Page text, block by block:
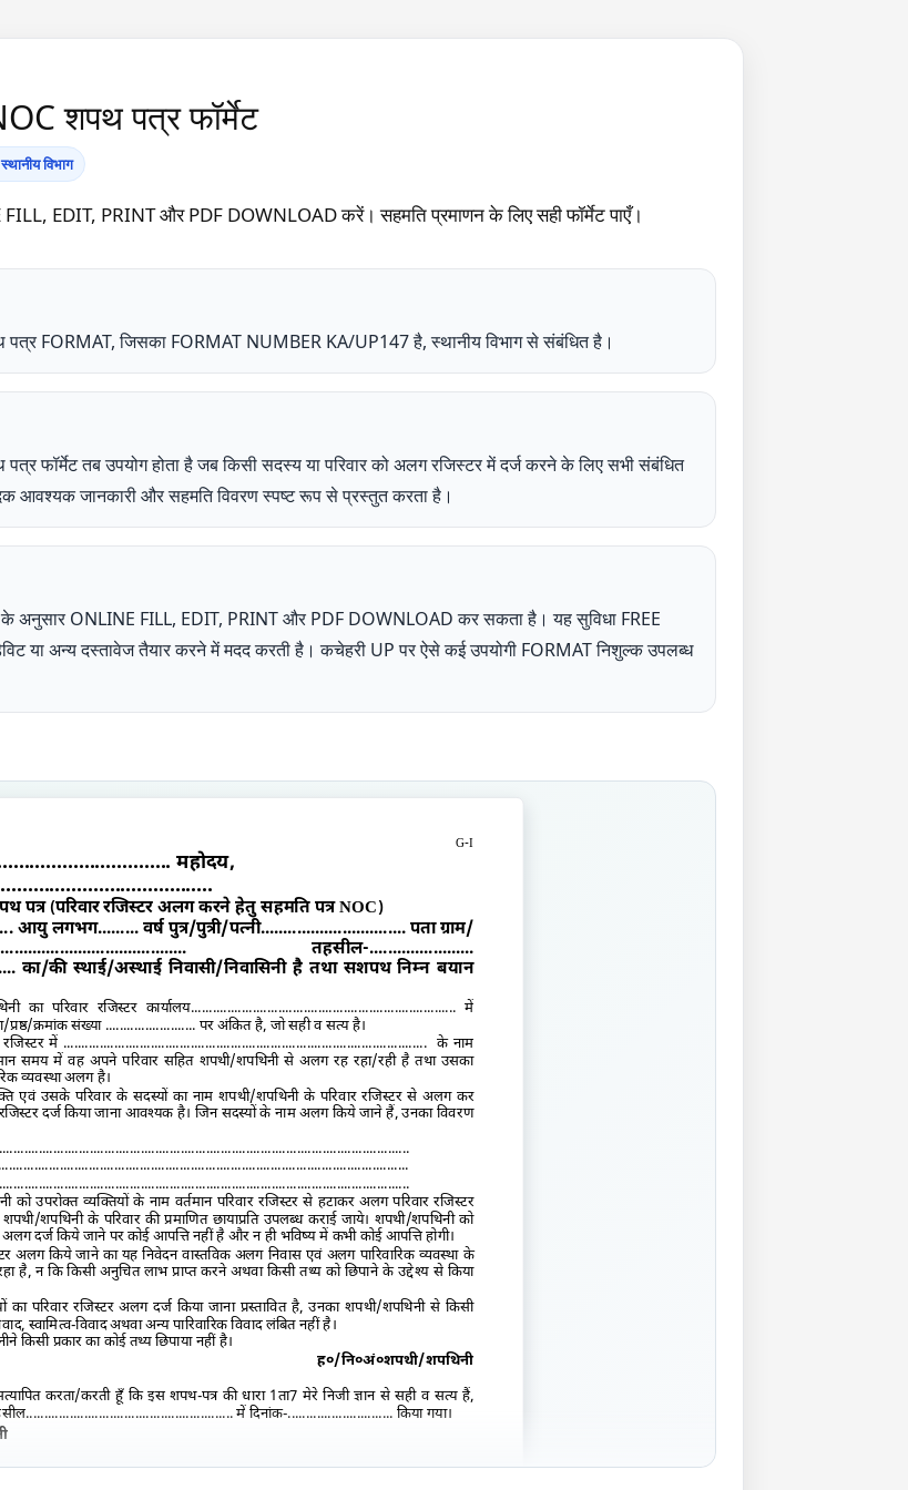
शपथ पत्र फॉर्मेट
विभाग
EDIT, PRINT और PDF DOWNLOAD करें। सहमति प्रमाणन के लिए सही फॉर्मेट पाएँ।
FORMAT, जिसका FORMAT NUMBER KA/UP147 है, स्थानीय विभाग से संबंधित है।
फॉर्मेट तब उपयोग होता है जब किसी सदस्य या परिवार को अलग रजिस्टर में दर्ज करने के लिए सभी संबंधित
आवश्यक जानकारी और सहमति विवरण स्पष्ट रूप से प्रस्तुत करता है।
के अनुसार ONLINE FILL, EDIT, PRINT और PDF DOWNLOAD कर सकता है। यह सुविधा FREE
या अन्य दस्तावेज तैयार करने में मदद करती है। कचेहरी UP पर ऐसे कई उपयोगी FORMAT निशुल्क उपलब्ध
G-I
महोदय,
पत्र(परिवार रजिस्टर अलग करने हेतु सहमति पत्र NOC)
आयु लगभग.........वर्ष पुत्र/पुत्री/पत्नी................................पता ग्राम/
तहसील-.......................
का/की स्थाई/अस्थाई निवासी/निवासिनी है तथा सशपथ निम्न बयान
का परिवार रजिस्टर कार्यालय......................................................................... में
प्रष्ठ/क्रमांक संख्या ......................... पर अंकित है, जो सही व सत्य है।
में ....................................................................................................के नाम
समय में वह अपने परिवार सहित शपथी/शपथिनी से अलग रह रहा/रही है तथा उसका
व्यवस्था अलग है।
एवं उसके परिवार के सदस्यों का नाम शपथी/शपथिनी के परिवार रजिस्टर से अलग कर
दर्ज किया जाना आवश्यक है। जिन सदस्यों के नाम अलग किये जाने हैं,उनका विवरण
को उपरोक्त व्यक्तियों के नाम वर्तमान परिवार रजिस्टर से हटाकर अलग परिवार रजिस्टर
शपथिनी के परिवार की प्रमाणित छायाप्रति उपलब्ध कराई जाये। शपथी/शपथिनी को
अलग दर्ज किये जाने पर कोई आपत्ति नहीं है और न ही भविष्य में कभी कोई आपत्ति होगी।
अलग किये जाने का यह निवेदन वास्तविक अलग निवास एवं अलग पारिवारिक व्यवस्था के
है,न कि किसी अनुचित लाभ प्राप्त करने अथवा किसी तथ्य को छिपाने के उद्देश्य से किया
का परिवार रजिस्टर अलग दर्ज किया जाना प्रस्तावित है,उनका शपथी/शपथिनी से किसी
, स्वामित्व-विवाद अथवा अन्य पारिवारिक विवाद लंबित नहीं है।
ने किसी प्रकार का कोई तथ्य छिपाया नहीं है।
ह०/नि०अं०शपथी/शपथिनी
करता/करती हूँ कि इस शपथ-पत्र की धारा 1ता7 मेरे निजी ज्ञान से सही व सत्य हैं,
.........................................................में दिनांक-............................. किया गया।